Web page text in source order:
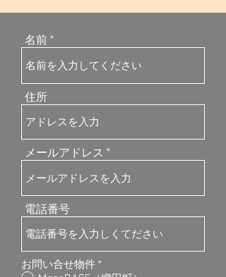
名前
住所
メールアドレス
電話番号
お問い合せ物件 *